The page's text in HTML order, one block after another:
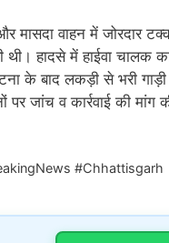
वाहन में जोरदार
हादसे में हाईवा चालक
के बाद लकड़ी से भरी
जांच व कार्रवाई की मांग
#Chhattisgarh